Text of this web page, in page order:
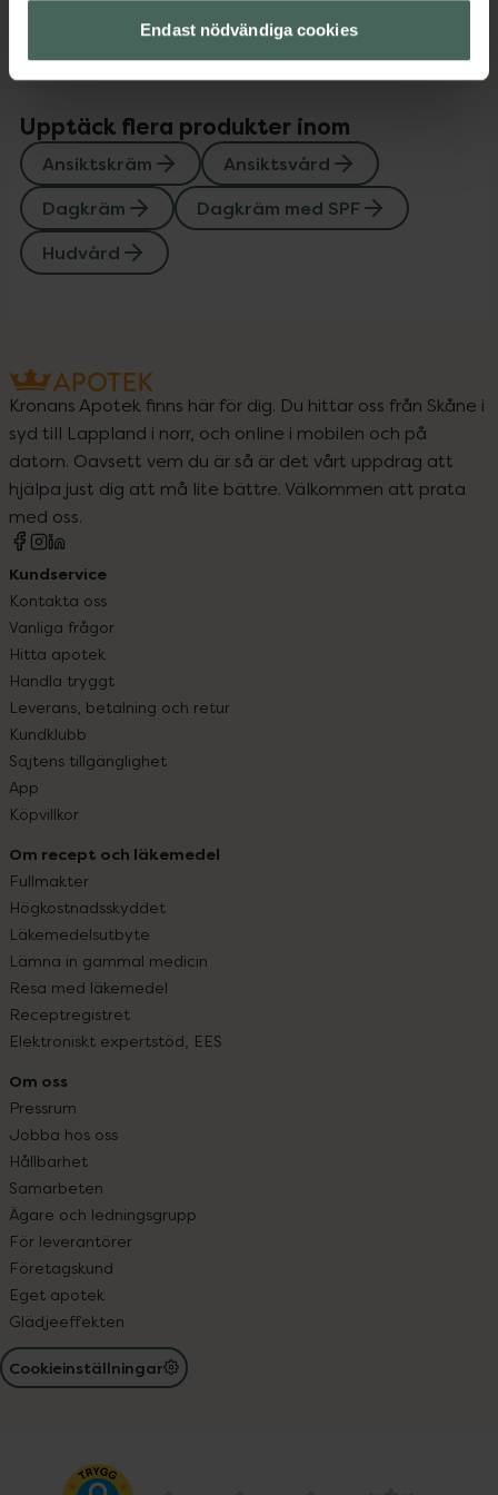
Endast nödvändiga cookies
Instruktioner Visa
Upptäck flera produkter inom
Ansiktskräm
Ansiktsvård
Dagkräm
Dagkräm med SPF
Hudvård
Kronans Apotek finns här för dig. Du hittar oss från Skåne i
syd till Lappland i norr, och online i mobilen och på
datorn. Oavsett vem du är så är det vårt uppdrag att
hjälpa just dig att må lite bättre. Välkommen att prata
med oss.
Kundservice
Kontakta oss
Vanliga frågor
Hitta apotek
Handla tryggt
Leverans, betalning och retur
Kundklubb
Sajtens tillgänglighet
App
Köpvillkor
Om recept och läkemedel
Fullmakter
Högkostnadsskyddet
Läkemedelsutbyte
Lämna in gammal medicin
Resa med läkemedel
Receptregistret
Elektroniskt expertstöd, EES
Om oss
Pressrum
Jobba hos oss
Hållbarhet
Samarbeten
Ägare och ledningsgrupp
För leverantörer
Företagskund
Eget apotek
Glädjeeffekten
Cookieinställningar